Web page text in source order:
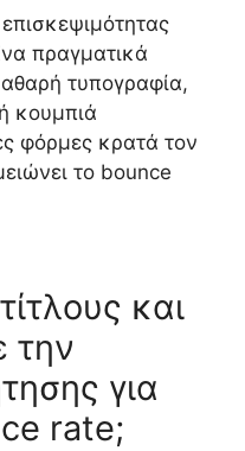
πραγματικά
τυπογραφία,
κουμπιά
φόρμες κρατά τον
το bounce
και
την
για
rate;